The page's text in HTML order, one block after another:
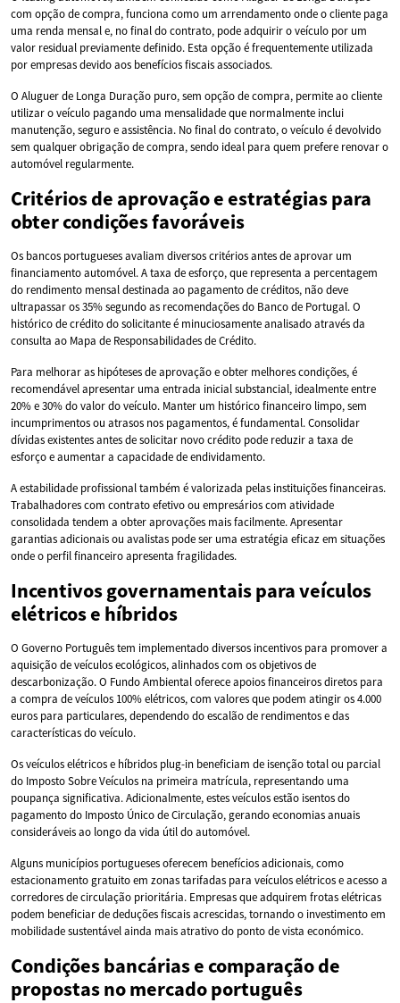
com opção de compra, funciona como um arrendamento onde o cliente paga
uma renda mensal e, no final do contrato, pode adquirir o veículo por um
valor residual previamente definido. Esta opção é frequentemente utilizada
por empresas devido aos benefícios fiscais associados.
O Aluguer de Longa Duração puro, sem opção de compra, permite ao cliente
utilizar o veículo pagando uma mensalidade que normalmente inclui
manutenção, seguro e assistência. No final do contrato, o veículo é devolvido
sem qualquer obrigação de compra, sendo ideal para quem prefere renovar o
automóvel regularmente.
Critérios de aprovação e estratégias para
obter condições favoráveis
Os bancos portugueses avaliam diversos critérios antes de aprovar um
financiamento automóvel. A taxa de esforço, que representa a percentagem
do rendimento mensal destinada ao pagamento de créditos, não deve
ultrapassar os 35% segundo as recomendações do Banco de Portugal. O
histórico de crédito do solicitante é minuciosamente analisado através da
consulta ao Mapa de Responsabilidades de Crédito.
Para melhorar as hipóteses de aprovação e obter melhores condições, é
recomendável apresentar uma entrada inicial substancial, idealmente entre
20% e 30% do valor do veículo. Manter um histórico financeiro limpo, sem
incumprimentos ou atrasos nos pagamentos, é fundamental. Consolidar
dívidas existentes antes de solicitar novo crédito pode reduzir a taxa de
esforço e aumentar a capacidade de endividamento.
A estabilidade profissional também é valorizada pelas instituições financeiras.
Trabalhadores com contrato efetivo ou empresários com atividade
consolidada tendem a obter aprovações mais facilmente. Apresentar
garantias adicionais ou avalistas pode ser uma estratégia eficaz em situações
onde o perfil financeiro apresenta fragilidades.
Incentivos governamentais para veículos
elétricos e híbridos
O Governo Português tem implementado diversos incentivos para promover a
aquisição de veículos ecológicos, alinhados com os objetivos de
descarbonização. O Fundo Ambiental oferece apoios financeiros diretos para
a compra de veículos 100% elétricos, com valores que podem atingir os 4.000
euros para particulares, dependendo do escalão de rendimentos e das
características do veículo.
Os veículos elétricos e híbridos plug-in beneficiam de isenção total ou parcial
do Imposto Sobre Veículos na primeira matrícula, representando uma
poupança significativa. Adicionalmente, estes veículos estão isentos do
pagamento do Imposto Único de Circulação, gerando economias anuais
consideráveis ao longo da vida útil do automóvel.
Alguns municípios portugueses oferecem benefícios adicionais, como
estacionamento gratuito em zonas tarifadas para veículos elétricos e acesso a
corredores de circulação prioritária. Empresas que adquirem frotas elétricas
podem beneficiar de deduções fiscais acrescidas, tornando o investimento em
mobilidade sustentável ainda mais atrativo do ponto de vista económico.
Condições bancárias e comparação de
propostas no mercado português